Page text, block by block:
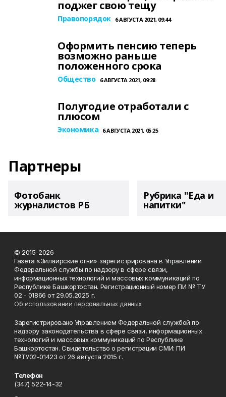
поджег свою тещу
Правопорядок 6 АВГУСТА 2021, 09:44
Оформить пенсию теперь
возможно раньше
положенного срока
Общество 6 АВГУСТА 2021, 09:28
Полугодие отработали с
плюсом
Экономика 6 АВГУСТА 2021, 05:25
Партнеры
Фотобанк
журналистов РБ
Рубрика "Еда и
напитки"
© 2015-2026
Газета «Зилаирские огни» зарегистрирована в Управлении
Федеральной службы по надзору в сфере связи,
информационных технологий и массовых коммуникаций по
Республике Башкортостан. Регистрационный номер ПИ № ТУ
02 - 01866 от 29.05.2025 г.
Об использовании персональных данных
Зарегистрировано Управлением Федеральной службой по
надзору законодательства в сфере связи, информационных
технологий и массовых коммуникаций по Республике
Башкортостан. Свидетельство о регистрации СМИ: ПИ
№ТУ02-01423 от 26 августа 2015 г.
Телефон
(347) 522-14-32